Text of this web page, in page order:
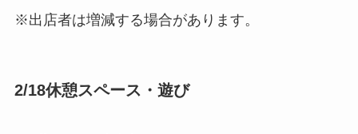
※出店者は増減する場合があります。
2/18休憩スペース・遊び